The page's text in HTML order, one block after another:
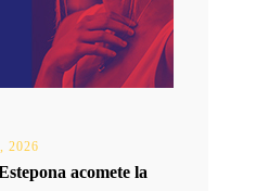
2026
acomete la